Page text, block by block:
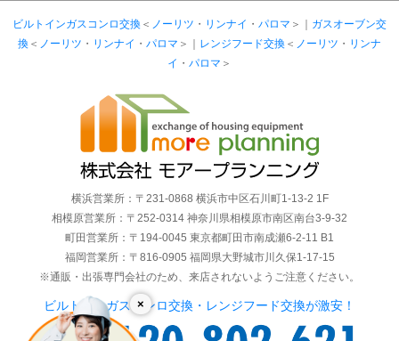
×
ビルトインガスコンロ交換 ＜ ノーリツ ・ リンナイ ・ パロマ ＞｜ ガスオーブン交
換 ＜ ノーリツ ・ リンナイ ・ パロマ ＞｜ レンジフード交換 ＜ ノーリツ ・ リンナ
イ ・ パロマ ＞
横浜営業所：〒231-0868 横浜市中区石川町1-13-2 1F
相模原営業所：〒252-0314 神奈川県相模原市南区南台3-9-32
町田営業所：〒194-0045 東京都町田市南成瀬6-2-11 B1
福岡営業所：〒816-0905 福岡県大野城市川久保1-17-15
※通販・出張専門会社のため、来店されないようご注意ください。
ビルトインガスコンロ交換・レンジフード交換が激安！